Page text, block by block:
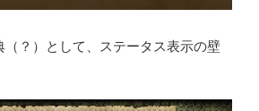
（？）として、ステータス表示の壁